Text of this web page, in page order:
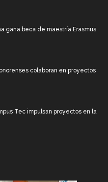
gana beca de maestría Erasmus
colaboran en proyectos
Tec impulsan proyectos en la